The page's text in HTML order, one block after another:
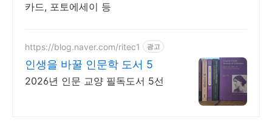
카드, 포토에세이 등
https://blog.naver.com/ritec1 광고
인생을 바꿀 인문학 도서 5
2026년 인문 교양 필독도서 5선